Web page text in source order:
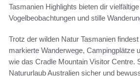
Tasmanien Highlights bieten dir
Vogelbeobachtungen und stille
Trotz der wilden Natur Tasmanien
markierte Wanderwege, Campingplätze
wie das Cradle Mountain Visitor Centre.
Natururlaub Australien sicher und